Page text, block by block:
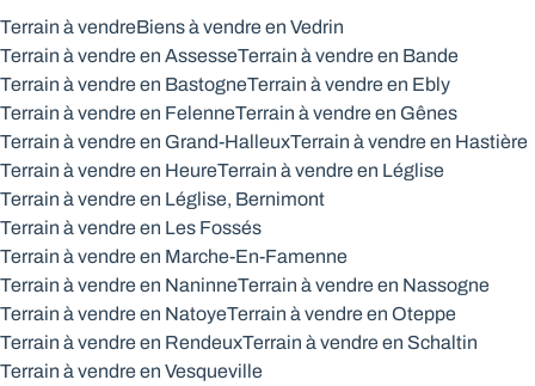
Max. budget
Chercher
Terrain à vendreBiens à vendre en Vedrin
Terrain à vendre en AssesseTerrain à vendre en Bande
Terrain à vendre en BastogneTerrain à vendre en Ebly
Terrain à vendre en FelenneTerrain à vendre en Gênes
Terrain à vendre en Grand-HalleuxTerrain à vendre en Hastière
Terrain à vendre en HeureTerrain à vendre en Léglise
Terrain à vendre en Léglise, Bernimont
Terrain à vendre en Les Fossés
Terrain à vendre en Marche-En-Famenne
Terrain à vendre en NaninneTerrain à vendre en Nassogne
Terrain à vendre en NatoyeTerrain à vendre en Oteppe
Terrain à vendre en RendeuxTerrain à vendre en Schaltin
Terrain à vendre en Vesqueville